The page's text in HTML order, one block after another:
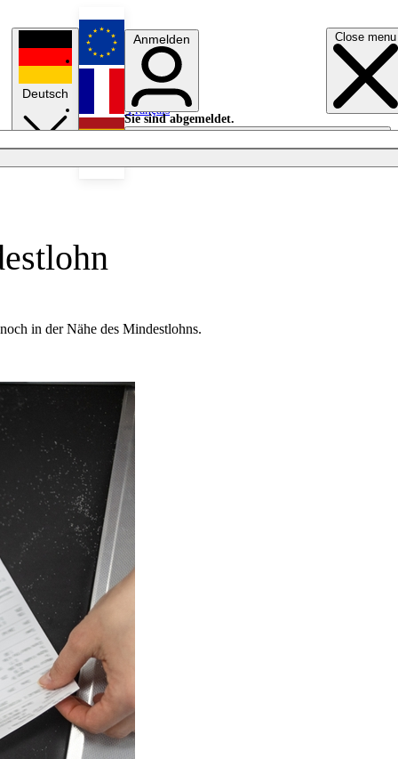
Close menu
Deutsch
English
Français
Anmelden
Sie sind abgemeldet.
Anmelden
Licht aus
in der Nähe des Mindestlohns.